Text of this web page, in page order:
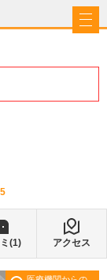
(1) アクセス